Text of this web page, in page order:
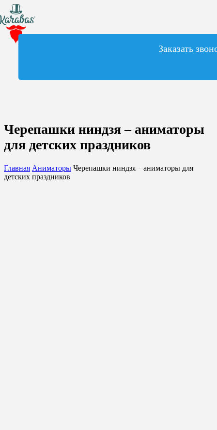
Заказать
Черепашки ниндзя – аниматоры
для детских праздников
Главная Аниматоры Черепашки ниндзя – аниматоры для
детских праздников